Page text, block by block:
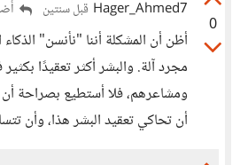
0
Hager_Ahmed7 قبل سنتين
أظن أن المشكلة أننا "نأنسن"
مجرد آلة. والبشر أكثر تعقيدًا
ومشاعرهم، فلا أستطيع بصراحة أن
أن تحاكي تعقيد البشر هذا، وأن